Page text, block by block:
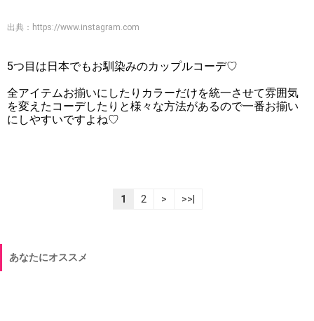
出典： https://www.instagram.com
5つ目は日本でもお馴染みのカップルコーデ♡
全アイテムお揃いにしたりカラーだけを統一させて雰囲気
を変えたコーデしたりと様々な方法があるので一番お揃い
にしやすいですよね♡
1 2 > >>|
あなたにオススメ